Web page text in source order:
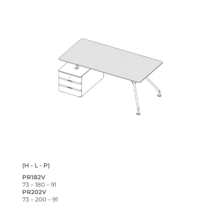
(H - L - P)
PR182V
73 – 180 – 91
PR202V
73 – 200 – 91